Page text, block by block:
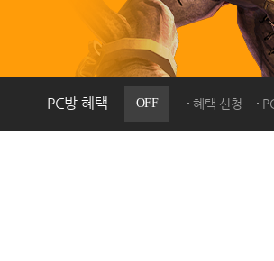
PC방 혜택 OFF 혜택 신청